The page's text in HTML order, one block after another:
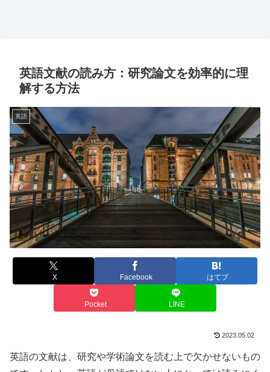
英語文献の読み方：研究論文を効率的に理
解する方法
英語
X Facebook はてブ
Pocket LINE
2023.05.02
英語の文献は、研究や学術論文を読む上で欠かせないもの